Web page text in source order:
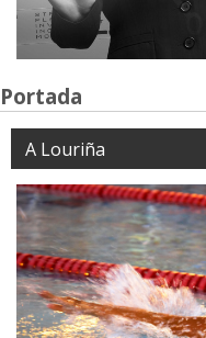
Portada
A Louriña